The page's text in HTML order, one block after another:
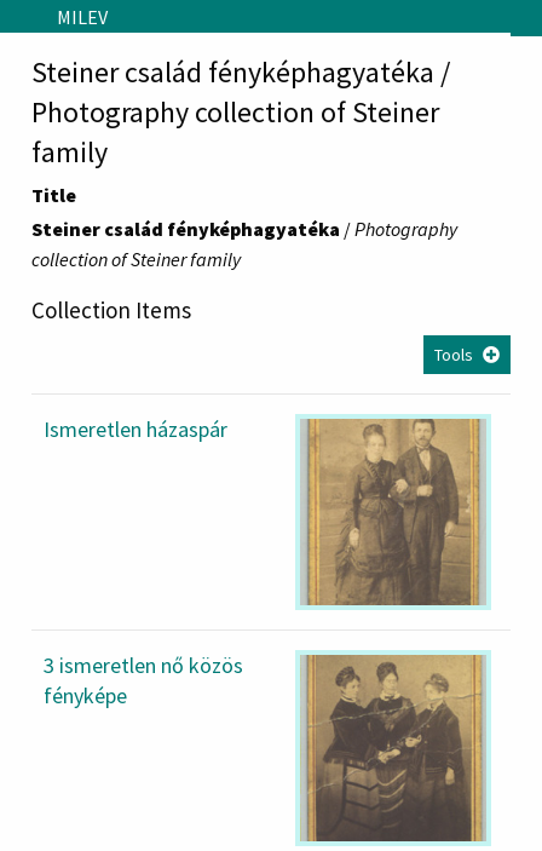
Skip to main content
MILEV
Steiner család fényképhagyatéka /
Photography collection of Steiner
family
Title
Steiner család fényképhagyatéka /Photography
collection of Steiner family
Collection Items
Tools
Ismeretlen házaspár
3 ismeretlen nő közös
fényképe